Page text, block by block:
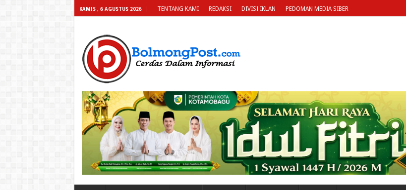
KAMIS , 6 AGUSTUS 2026 TENTANG KAMI REDAKSI DIVISI IKLAN PEDOMAN MEDIA SIBER